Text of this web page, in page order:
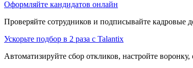
Оформляйте кандидатов онлайн
Проверяйте сотрудников и подписывайте кадровые
Ускорьте подбор в 2 раза с Talantix
Автоматизируйте сбор откликов, настройте